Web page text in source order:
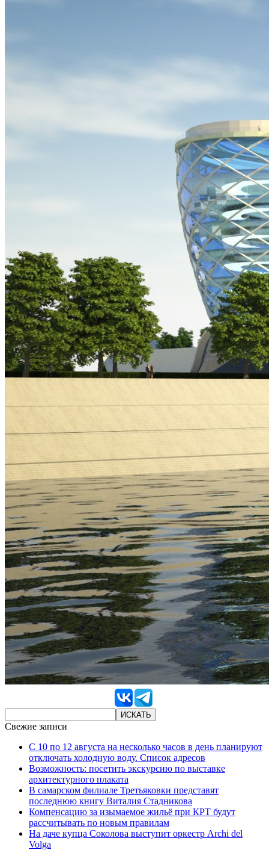
Свежие записи
С 10 по 12 августа на несколько часов в день планируют
отключать холодную воду. Список адресов
Возможность: посетить экскурсию по выставке
архитектурного плаката
В самарском филиале Третьяковки представят
последнюю книгу Виталия Стадникова
Компенсацию за изымаемое жильё при КРТ будут
рассчитывать по новым правилам
На даче купца Соколова выступит оркестр Archi del
Volga